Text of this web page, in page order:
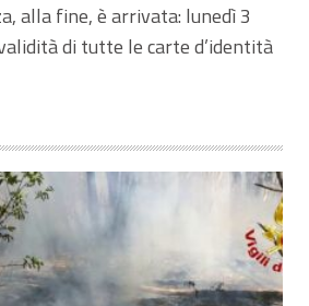
alla fine, è arrivata: lunedì 3
di tutte le carte d’identità